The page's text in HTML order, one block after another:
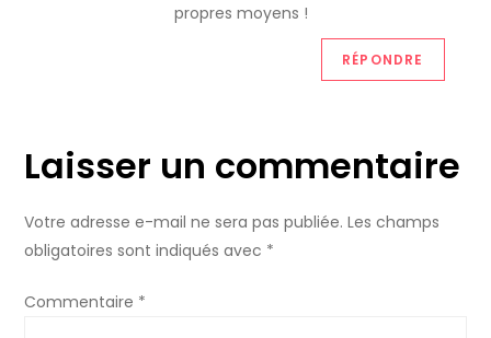
propres moyens !
RÉPONDRE
Laisser un commentaire
Votre adresse e-mail ne sera pas publiée. Les champs
obligatoires sont indiqués avec *
Commentaire *